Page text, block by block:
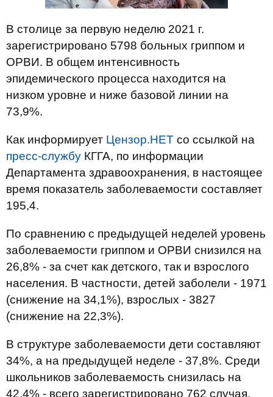
В столице за первую неделю 2021 г.
зарегистрировано 5798 больных гриппом и
ОРВИ. В общем интенсивность
эпидемического процесса находится на
низком уровне и ниже базовой линии на
73,9%.
Как информирует Цензор.НЕТ со ссылкой на
пресс-службу КГГА, по информации
Департамента здравоохранения, в настоящее
время показатель заболеваемости составляет
195,4.
По сравнению с предыдущей неделей уровень
заболеваемости гриппом и ОРВИ снизился на
26,8% - за счет как детского, так и взрослого
населения. В частности, детей заболели - 1971
(снижение на 34,1%), взрослых - 3827
(снижение на 22,3%).
В структуре заболеваемости дети составляют
34%, а на предыдущей неделе - 37,8%. Среди
школьников заболеваемость снизилась на
42,4% - всего зарегистрировано 762 случая.